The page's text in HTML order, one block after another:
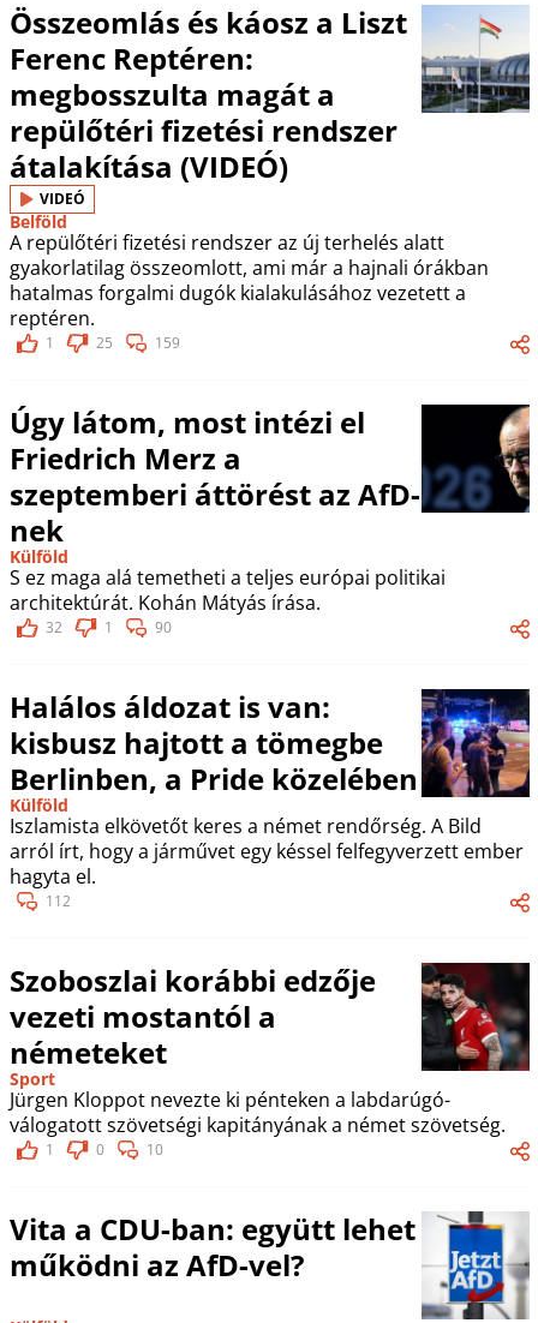
Összeomlás és káosz a Liszt
Ferenc Reptéren:
megbosszulta magát a
repülőtéri fizetési rendszer
átalakítása (VIDEÓ)
VIDEÓ
Belföld
A repülőtéri fizetési rendszer az új terhelés alatt
gyakorlatilag összeomlott, ami már a hajnali órákban
hatalmas forgalmi dugók kialakulásához vezetett a
reptéren.
1 25 159
Úgy látom, most intézi el
Friedrich Merz a
szeptemberi áttörést az AfD-
nek
Külföld
S ez maga alá temetheti a teljes európai politikai
architektúrát. Kohán Mátyás írása.
32 1 90
Halálos áldozat is van:
kisbusz hajtott a tömegbe
Berlinben, a Pride közelében
Külföld
Iszlamista elkövetőt keres a német rendőrség. A Bild
arról írt, hogy a járművet egy késsel felfegyverzett ember
hagyta el.
112
Szoboszlai korábbi edzője
vezeti mostantól a
németeket
Sport
Jürgen Kloppot nevezte ki pénteken a labdarúgó-
válogatott szövetségi kapitányának a német szövetség.
1 0 10
Vita a CDU-ban: együtt lehet
működni az AfD-vel?